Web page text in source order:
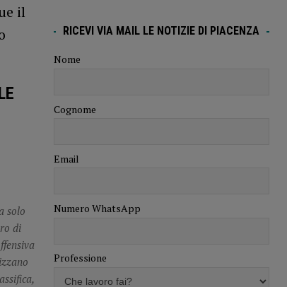
il
solo
di
RICEVI VIA MAIL LE NOTIZIE DI PIACENZA
Nome
Cognome
Email
Numero WhatsApp
Professione